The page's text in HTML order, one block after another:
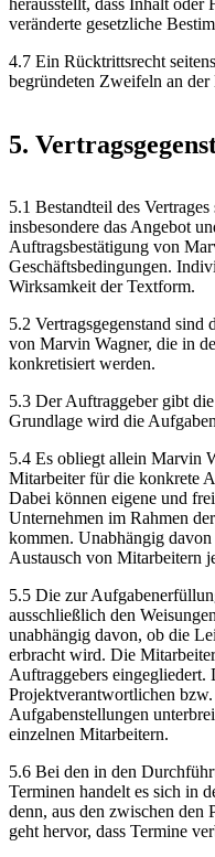
herausstellt, dass Inhalt oder
veränderte gesetzliche
4.7 Ein Rücktrittsrecht
begründeten Zweifeln an
5.
5.1 Bestandteil des
insbesondere das Angebot
Auftragsbestätigung von
Geschäftsbedingungen.
Wirksamkeit der Textform.
5.2 Vertragsgegenstand
von Marvin Wagner, die in
konkretisiert werden.
5.3 Der Auftraggeber gibt
Grundlage wird die
5.4 Es obliegt allein Marvin
Mitarbeiter für die konkrete
Dabei können eigene und
Unternehmen im Rahmen
kommen. Unabhängig
Austausch von Mitarbeitern
5.5 Die zur
ausschließlich den
unabhängig davon, ob die
erbracht wird. Die
Auftraggebers
Projektverantwortlichen
Aufgabenstellungen
einzelnen Mitarbeitern.
5.6 Bei den in den
Terminen handelt es sich in
denn, aus den zwischen den
geht hervor, dass Termine